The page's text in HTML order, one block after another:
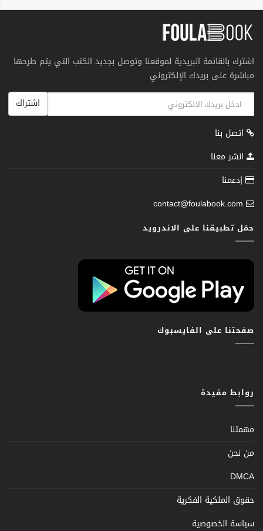
اشترك بالقائمة البريدية لموقعنا وتوصل بجديد الكتب التي يتم طرحها
مباشرة على بريدك الإلكتروني
اشتراك
اتصل بنا
انشر معنا
إدعمنا
contact@foulabook.com
حمّل تطبيقنا على الاندرويد
صفحتنا على الفايسبوك
روابط مفيدة
مهمتنا
من نحن
DMCA
حقوق الملكية الفكرية
سياسة الخصوصية